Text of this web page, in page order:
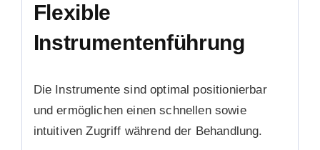
Flexible
Instrumentenführung
Die Instrumente sind optimal positionierbar
und ermöglichen einen schnellen sowie
intuitiven Zugriff während der Behandlung.